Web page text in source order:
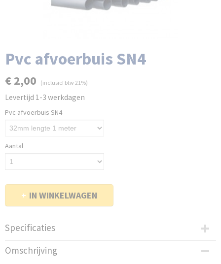
Pvc afvoerbuis SN4
€ 2,00 (inclusief btw 21%)
Levertijd 1-3 werkdagen
Pvc afvoerbuis SN4
Aantal
IN WINKELWAGEN
Specificaties
Bruto gewicht
1,00 Kg
Omschrijving